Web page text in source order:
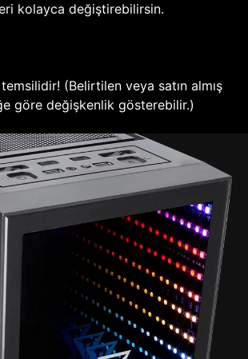
kolayca değiştirebilirsin.
(Belirtilen veya satın almış
göre değişkenlik gösterebilir.)